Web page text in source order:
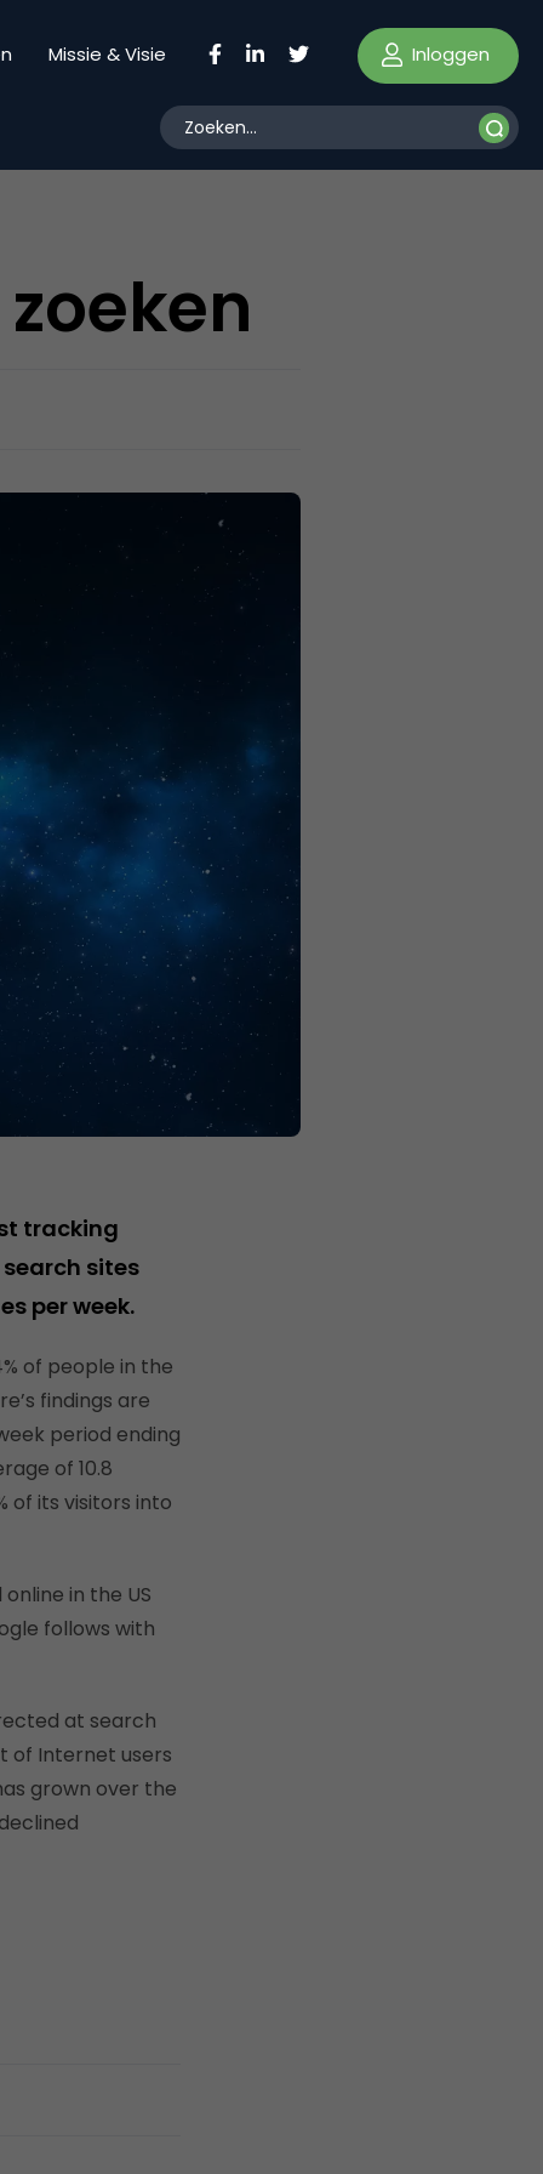
Missie & Visie Inloggen
tracking
sites
per week.
of people in the
findings are
period ending
of 10.8
of its visitors into
in the US
follows with
at search
of Internet users
grown over the